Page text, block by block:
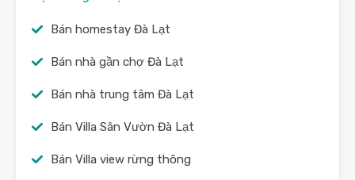
Bán homestay Đà Lạt
Bán nhà gần chợ Đà Lạt
Bán nhà trung tâm Đà Lạt
Bán Villa Sân Vườn Đà Lạt
Bán Villa view rừng thông